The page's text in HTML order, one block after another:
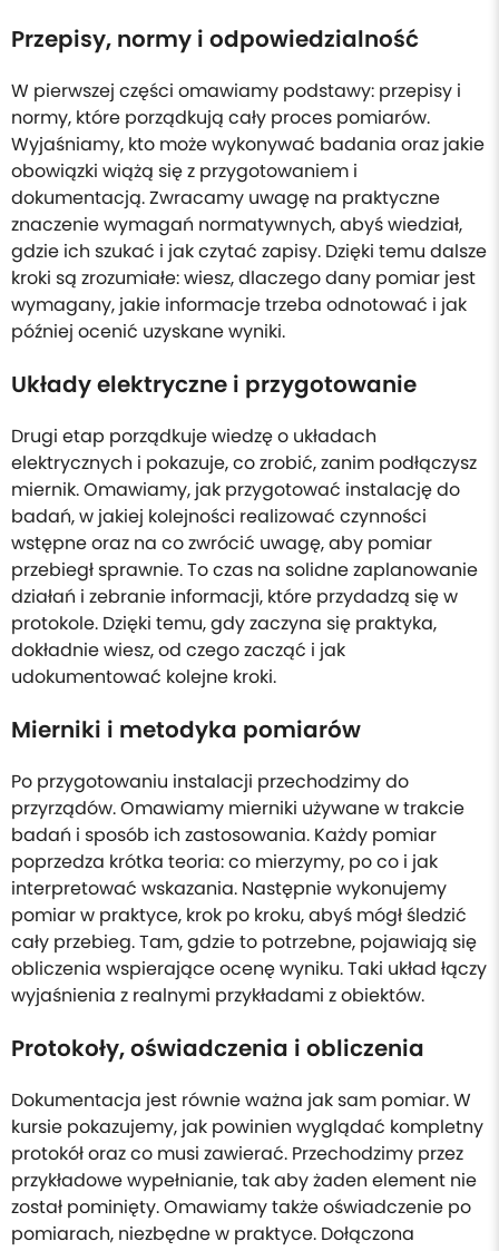
Przepisy, normy i odpowiedzialność
W pierwszej części omawiamy podstawy: przepisy i
normy, które porządkują cały proces pomiarów.
Wyjaśniamy, kto może wykonywać badania oraz jakie
obowiązki wiążą się z przygotowaniem i
dokumentacją. Zwracamy uwagę na praktyczne
znaczenie wymagań normatywnych, abyś wiedział,
gdzie ich szukać i jak czytać zapisy. Dzięki temu dalsze
kroki są zrozumiałe: wiesz, dlaczego dany pomiar jest
wymagany, jakie informacje trzeba odnotować i jak
później ocenić uzyskane wyniki.
Układy elektryczne i przygotowanie
Drugi etap porządkuje wiedzę o układach
elektrycznych i pokazuje, co zrobić, zanim podłączysz
miernik. Omawiamy, jak przygotować instalację do
badań, w jakiej kolejności realizować czynności
wstępne oraz na co zwrócić uwagę, aby pomiar
przebiegł sprawnie. To czas na solidne zaplanowanie
działań i zebranie informacji, które przydadzą się w
protokole. Dzięki temu, gdy zaczyna się praktyka,
dokładnie wiesz, od czego zacząć i jak
udokumentować kolejne kroki.
Mierniki i metodyka pomiarów
Po przygotowaniu instalacji przechodzimy do
przyrządów. Omawiamy mierniki używane w trakcie
badań i sposób ich zastosowania. Każdy pomiar
poprzedza krótka teoria: co mierzymy, po co i jak
interpretować wskazania. Następnie wykonujemy
pomiar w praktyce, krok po kroku, abyś mógł śledzić
cały przebieg. Tam, gdzie to potrzebne, pojawiają się
obliczenia wspierające ocenę wyniku. Taki układ łączy
wyjaśnienia z realnymi przykładami z obiektów.
Protokoły, oświadczenia i obliczenia
Dokumentacja jest równie ważna jak sam pomiar. W
kursie pokazujemy, jak powinien wyglądać kompletny
protokół oraz co musi zawierać. Przechodzimy przez
przykładowe wypełnianie, tak aby żaden element nie
został pominięty. Omawiamy także oświadczenie po
pomiarach, niezbędne w praktyce. Dołączona